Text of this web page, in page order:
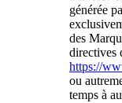
générée
des
directives
https://
ou
temps à